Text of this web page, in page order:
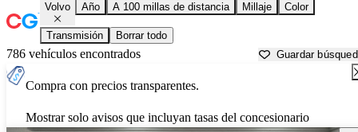
Volvo Año A 100 millas de distancia Millaje Color
Transmisión Borrar todo
786 vehículos encontrados Guardar
Compra con precios transparentes.
Mostrar solo avisos que incluyan tasas del concesionario